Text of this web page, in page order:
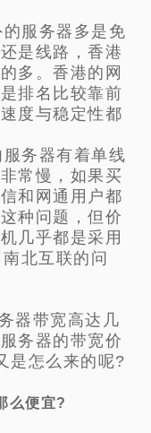
服务器多是免
是线路，香港
多。香港的网
排名比较靠前
度与稳定性都
务器有着单线
常慢，如果买
和网通用户都
种问题，但价
几乎都是采用
北互联的问
器带宽高达几
务器的带宽价
是怎么来的呢?
么便宜?